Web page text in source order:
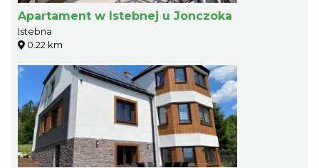
Apartament w Istebnej u Jonczoka
Istebna
0.22 km